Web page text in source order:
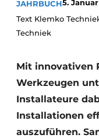
Datenschutz
Ein
Videos
Modularer Aufbau
JAHRBUCH5.
Text Klemko
Techniek
Mit innovativen
Werkzeugen
Installateure
Installationen
auszuführen.